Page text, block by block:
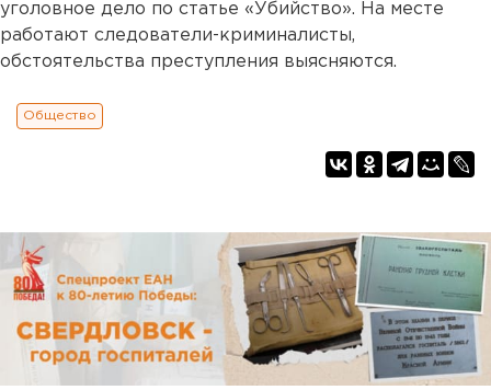
уголовное дело по статье «Убийство». На месте
работают следователи-криминалисты,
обстоятельства преступления выясняются.
Общество